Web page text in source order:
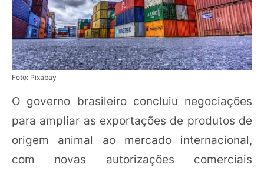
Foto: Pixabay
O governo brasileiro concluiu negociações
para ampliar as exportações de produtos de
origem animal ao mercado internacional,
com novas autorizações comerciais